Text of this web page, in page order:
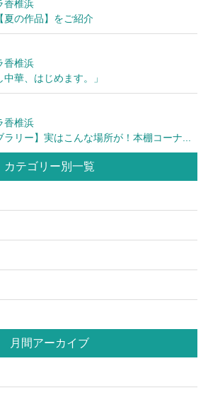
香椎浜
夏の作品】をご紹介
香椎浜
華、はじめます。」
香椎浜
ラリー】実はこんな場所が！本棚コーナ...
カテゴリー別一覧
月間アーカイブ